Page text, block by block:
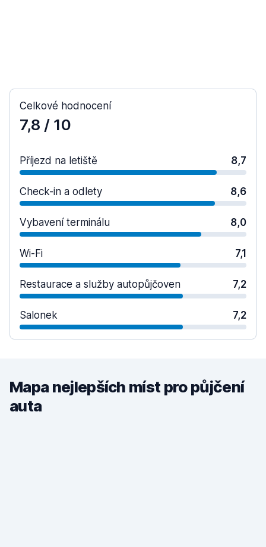
Celkové hodnocení
7,8 / 10
Příjezd na letiště 8,7
Check-in a odlety 8,6
Vybavení terminálu 8,0
Wi-Fi 7,1
Restaurace a služby autopůjčoven 7,2
Salonek 7,2
Mapa nejlepších míst pro půjčení
auta